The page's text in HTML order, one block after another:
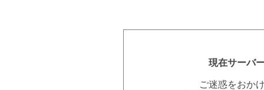
現在サーバ
ご迷惑をおか